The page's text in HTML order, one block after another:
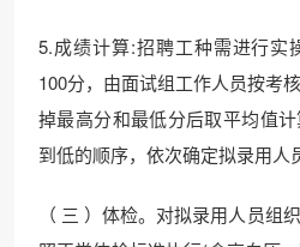
5.成绩计算:招聘工种需进行实
100分，由面试组工作人员按考
掉最高分和最低分后取平均值
到低的顺序，依次确定拟录用人
（ 三 ）体检。对拟录用人员组